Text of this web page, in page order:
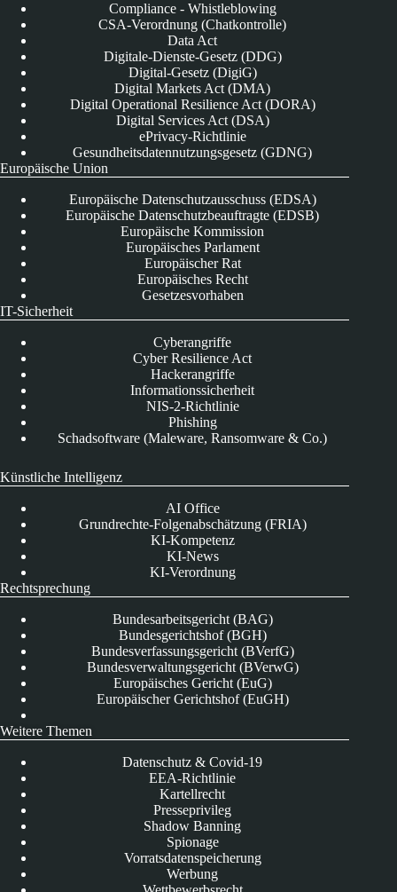
Compliance - Whistleblowing
CSA-Verordnung (Chatkontrolle)
Data Act
Digitale-Dienste-Gesetz (DDG)
Digital-Gesetz (DigiG)
Digital Markets Act (DMA)
Digital Operational Resilience Act (DORA)
Digital Services Act (DSA)
ePrivacy-Richtlinie
Gesundheitsdatennutzungsgesetz (GDNG)
Europäische Union
Europäische Datenschutzausschuss (EDSA)
Europäische Datenschutzbeauftragte (EDSB)
Europäische Kommission
Europäisches Parlament
Europäischer Rat
Europäisches Recht
Gesetzesvorhaben
IT-Sicherheit
Cyberangriffe
Cyber Resilience Act
Hackerangriffe
Informationssicherheit
NIS-2-Richtlinie
Phishing
Schadsoftware (Maleware, Ransomware & Co.)
Künstliche Intelligenz
AI Office
Grundrechte-Folgenabschätzung (FRIA)
KI-Kompetenz
KI-News
KI-Verordnung
Rechtsprechung
Bundesarbeitsgericht (BAG)
Bundesgerichtshof (BGH)
Bundesverfassungsgericht (BVerfG)
Bundesverwaltungsgericht (BVerwG)
Europäisches Gericht (EuG)
Europäischer Gerichtshof (EuGH)
Weitere Themen
Datenschutz & Covid-19
EEA-Richtlinie
Kartellrecht
Presseprivileg
Shadow Banning
Spionage
Vorratsdatenspeicherung
Werbung